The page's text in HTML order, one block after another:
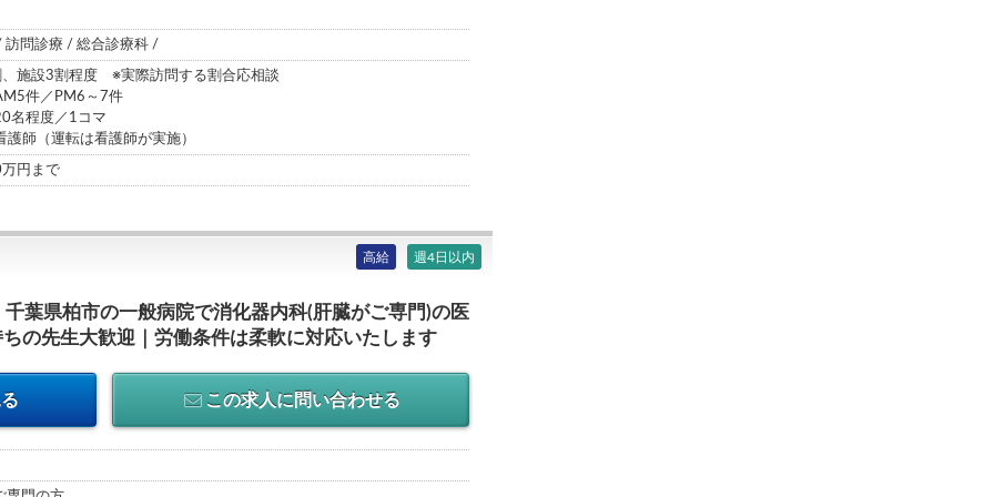
問診療 / 総合診療科 /
、施設3割程度 ※実際訪問する割合応相談
件／PM6～7件
／1コマ
師（運転は看護師が実施）
円まで
高給 週4日以内
葉県柏市の一般病院で消化器内科(肝臓がご専門)の医
の先生大歓迎｜労働条件は柔軟に対応いたします
この求人に問い合わせる